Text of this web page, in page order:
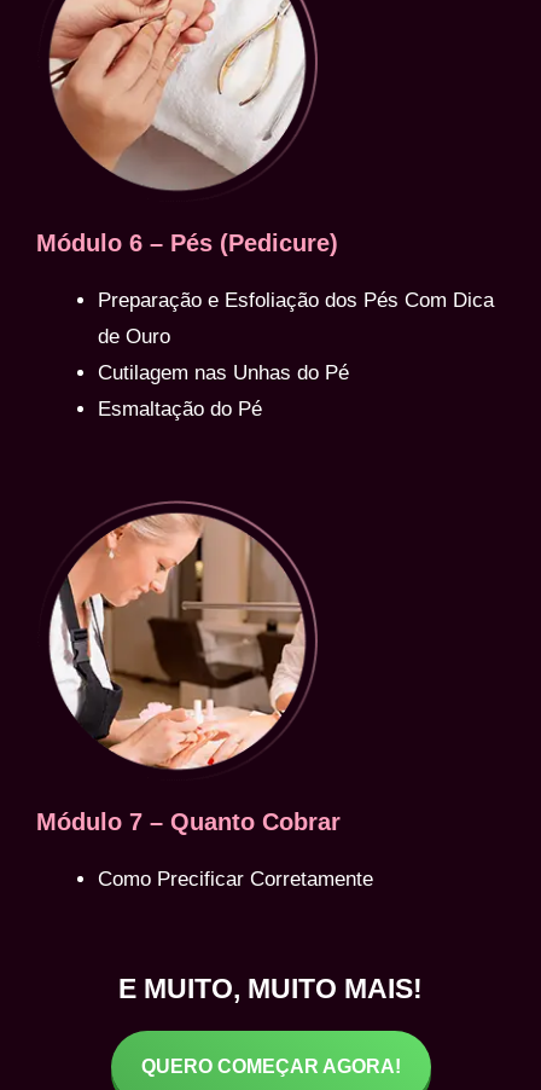
Módulo 6 – Pés (Pedicure)
Preparação e Esfoliação dos Pés Com Dica
de Ouro
Cutilagem nas Unhas do Pé
Esmaltação do Pé
Módulo 7 – Quanto Cobrar
Como Precificar Corretamente
E MUITO, MUITO MAIS!
QUERO COMEÇAR AGORA!